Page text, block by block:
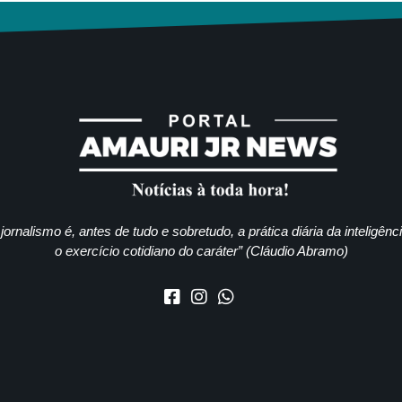
jornalismo é, antes de tudo e sobretudo, a prática diária da
o exercício cotidiano do caráter” (Cláudio Abramo)